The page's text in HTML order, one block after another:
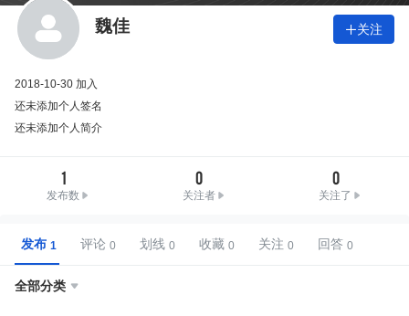
魏佳 关注
2018-10-30 加入
还未添加个人签名
还未添加个人简介
1
发布数
0
关注者
0
关注了
发布 评论 划线 收藏 关注 回答
全部分类 